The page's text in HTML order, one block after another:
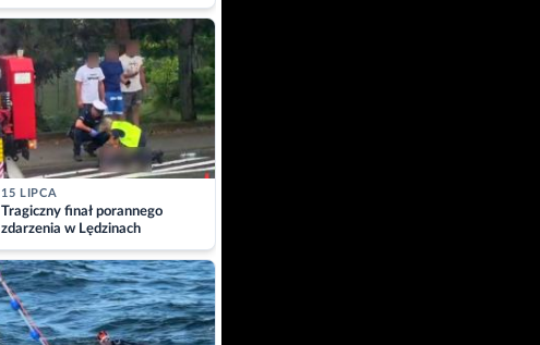
matkę
15 LIPCA
Tragiczny finał porannego
zdarzenia w Lędzinach